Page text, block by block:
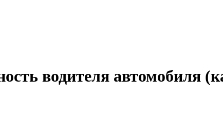
водителя автомобиля